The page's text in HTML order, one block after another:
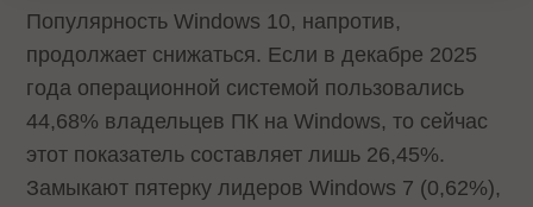
Популярность Windows 10, напротив,
продолжает снижаться. Если в декабре 2025
года операционной системой пользовались
44,68% владельцев ПК на Windows, то сейчас
этот показатель составляет лишь 26,45%.
Замыкают пятерку лидеров Windows 7 (0,62%),